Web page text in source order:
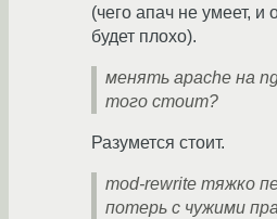
(чего апач не умеет,
будет плохо).
менять apache на
того стоит?
Разумется стоит.
mod-rewrite тяжко
потерь с чужими